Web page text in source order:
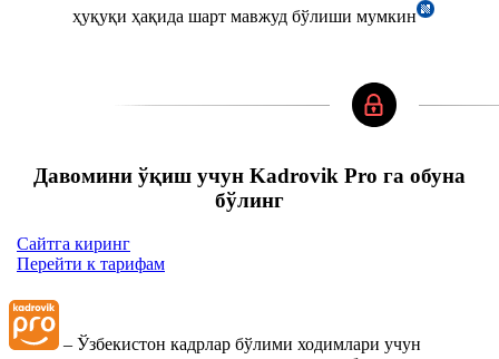
ҳуқуқи ҳақида шарт мавжуд бўлиши мумкин
Давомини ўқиш учун Kadrovik Pro га обуна
бўлинг
Сайтга киринг
Перейти к тарифам
– Ўзбекистон кадрлар бўлими ходимлари учун